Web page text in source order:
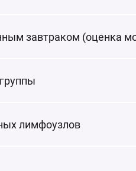
завтраком (оценка
лимфоузлов